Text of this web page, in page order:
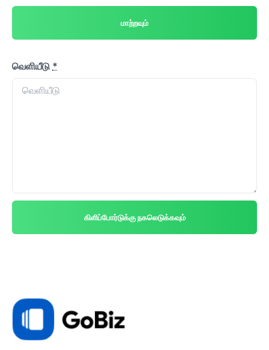
மாற்றவும்
வெளியீடு *
கிளிப்போர்டுக்கு நகலெடுக்கவும்